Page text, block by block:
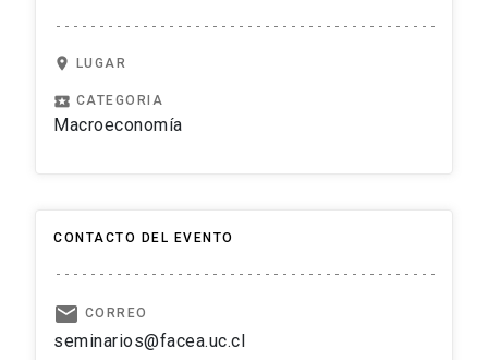
location_on LUGAR
local_play CATEGORIA
Macroeconomía
CONTACTO DEL EVENTO
email CORREO
seminarios@facea.uc.cl